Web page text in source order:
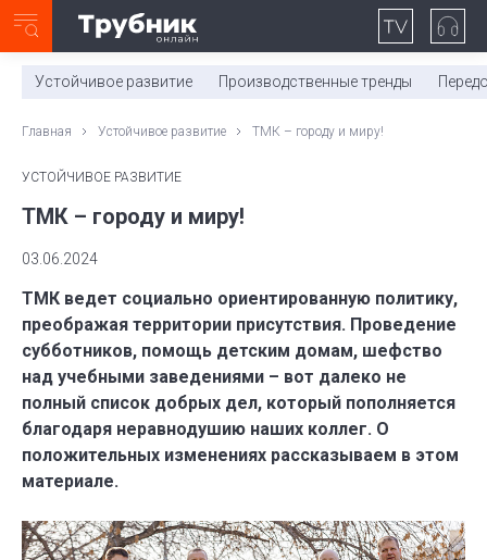
0:00/ 11:03
Устойчивое развитие Производственные тренды
Главная Устойчивое развитие ТМК – городу и миру!
УСТОЙЧИВОЕ РАЗВИТИЕ
ТМК – городу и миру!
03.06.2024
ТМК ведет социально ориентированную политику,
преображая территории присутствия. Проведение
субботников, помощь детским домам, шефство
над учебными заведениями – вот далеко не
полный список добрых дел, который пополняется
благодаря неравнодушию наших коллег. О
положительных изменениях рассказываем в этом
материале.